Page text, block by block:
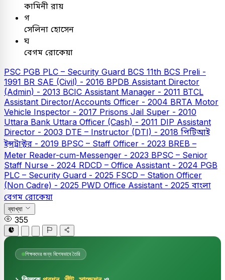
কামিনী রায়
গ
সেলিনা হোসেন
ঘ
বেগম রোকেয়া
PSC PGB PLC – Security Guard BCS 11th BCS Preli -
1991 BR SAE (Civil) - 2016 BPDB Assistant Director
(Admin) - 2013 BCIC Assistant Manager - 2011 BTCL
Assistant Director/Accounts Officer - 2004 BRTA Motor
Vehicle Inspector - 2017 Prisons Jail Super - 2010
Uttara Bank Uttara Officer (Cash) - 2011 DIP Assistant
Director - 2003 DTE – Instructor (DTI) - 2018 পিটিআই
ইন্সট্রাক্টর - 2019 BPSC – Staff Officer - 2023 BREB –
Meter Reader-cum-Messenger - 2023 BPSC – Senior
Staff Nurse - 2024 RDCD – Office Assistant - 2024 PGB
PLC – Security Guard - 2025 FSCD – Station Officer
(Non Cadre) - 2025 PWD Office Assistant - 2025 বাংলা
বেগম রোকেয়া
ব্যাখ্যা
355
শিক্ষকদের জন্য বিশেষভাবে তৈরি